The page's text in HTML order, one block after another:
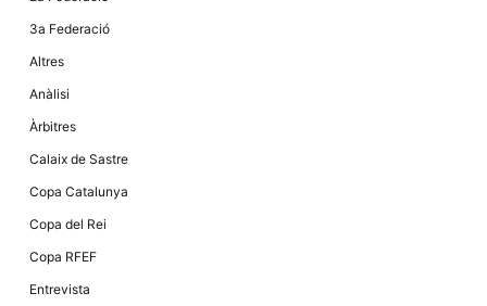
3a Federació
Altres
Anàlisi
Àrbitres
Calaix de Sastre
Copa Catalunya
Copa del Rei
Copa RFEF
Entrevista